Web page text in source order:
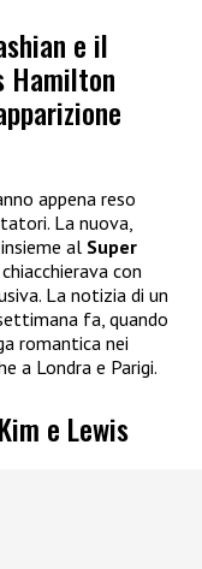
e il
Hamilton
appena reso
La nuova,
al Super
con
La notizia di un
fa, quando
romantica nei
a Londra e Parigi.
e Lewis